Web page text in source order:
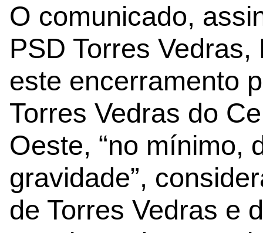
O comunicado,
PSD Torres
este encerramento
Torres Vedras do
Oeste, “no mínimo,
gravidade”,
de Torres Vedras e